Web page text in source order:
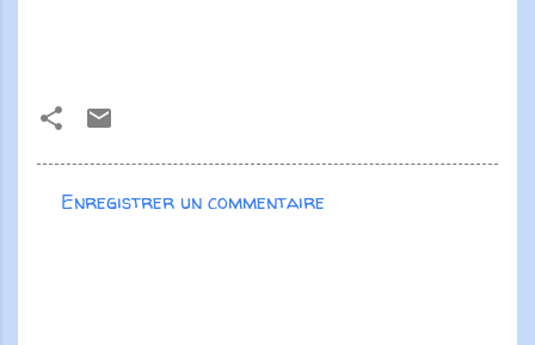
C
Enregistrer un commentaire